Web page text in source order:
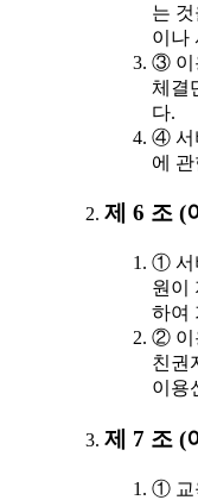
는
이나
③ 이
체결
다.
④ 서
에
제 6 조 (
① 서
원이
하여
② 이
친권
이용
제 7 조 (
① 교